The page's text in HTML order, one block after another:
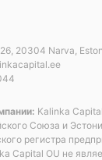
20304 Narva,
Kalinka
Союза и
регистра
Capital OU не